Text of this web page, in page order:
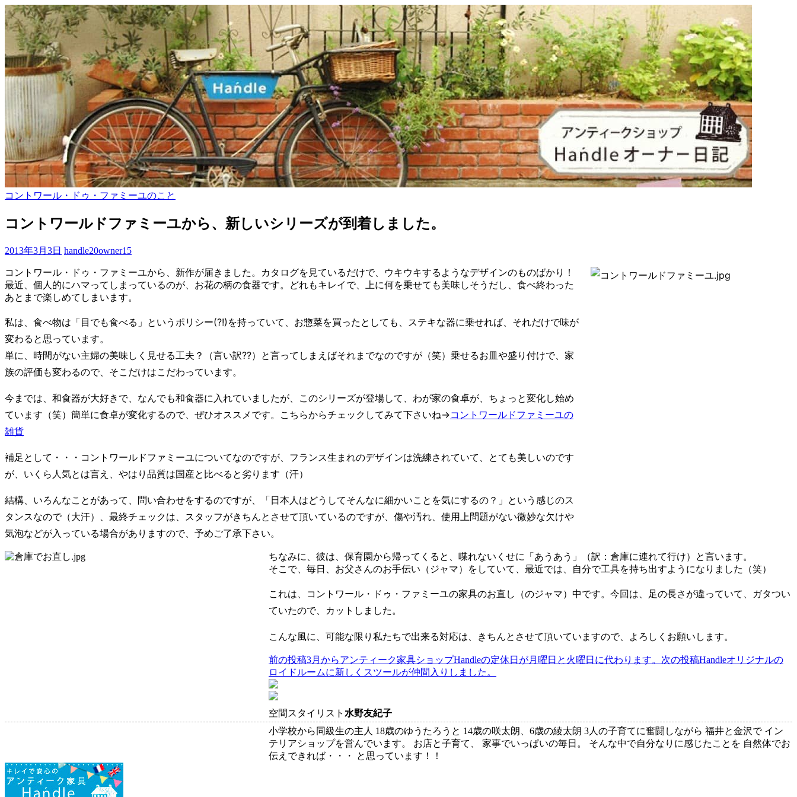
コントワール・ドゥ・ファミーユのこと
コントワールドファミーユから、新しいシリーズが到着しました。
2013年3月3日 handle20owner15
コントワール・ドゥ・ファミーユから、新作が届きました。カタログを見ているだけで、ウキウキするようなデザインのものばかり！
最近、個人的にハマってしまっているのが、お花の柄の食器です。どれもキレイで、上に何を乗せても美味しそうだし、食べ終わった
あとまで楽しめてしまいます。
私は、食べ物は「目でも食べる」というポリシー(?!)を持っていて、お惣菜を買ったとしても、ステキな器に乗せれば、それだけで味が
変わると思っています。
単に、時間がない主婦の美味しく見せる工夫？（言い訳??）と言ってしまえばそれまでなのですが（笑）乗せるお皿や盛り付けで、家
族の評価も変わるので、そこだけはこだわっています。
今までは、和食器が大好きで、なんでも和食器に入れていましたが、このシリーズが登場して、わが家の食卓が、ちょっと変化し始め
ています（笑）簡単に食卓が変化するので、ぜひオススメです。こちらからチェックしてみて下さいね→コントワールドファミーユの
雑貨
補足として・・・コントワールドファミーユについてなのですが、フランス生まれのデザインは洗練されていて、とても美しいのです
が、いくら人気とは言え、やはり品質は国産と比べると劣ります（汗）
結構、いろんなことがあって、問い合わせをするのですが、「日本人はどうしてそんなに細かいことを気にするの？」という感じのス
タンスなので（大汗）、最終チェックは、スタッフがきちんとさせて頂いているのですが、傷や汚れ、使用上問題がない微妙な欠けや
気泡などが入っている場合がありますので、予めご了承下さい。
ちなみに、彼は、保育園から帰ってくると、喋れないくせに「あうあう」（訳：倉庫に連れて行け）と言います。
そこで、毎日、お父さんのお手伝い（ジャマ）をしていて、最近では、自分で工具を持ち出すようになりました（笑）
これは、コントワール・ドゥ・ファミーユの家具のお直し（のジャマ）中です。今回は、足の長さが違っていて、ガタつい
ていたので、カットしました。
こんな風に、可能な限り私たちで出来る対応は、きちんとさせて頂いていますので、よろしくお願いします。
ビ
シ
前の投稿3月からアンティーク家具ショップHandleの定休日が月曜日と火曜日に代わります。 次の投稿Handleオリジナルの
ロイドルームに新しくスツールが仲間入りしました。
空間スタイリスト 水野友紀子
小学校から同級生の主人 18歳のゆうたろうと 14歳の咲太朗、6歳の綾太朗 3人の子育てに奮闘しながら 福井と金沢で イン
テリアショップを営んでいます。 お店と子育て、 家事でいっぱいの毎日。 そんな中で自分なりに感じたことを 自然体でお
伝えできれば・・・ と思っています！！